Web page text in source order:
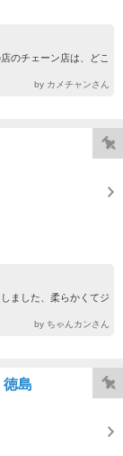
のチェーン店は、どこ
by カメチャンさん
ました、柔らかくてジ
by ちゃんカンさん
徳島